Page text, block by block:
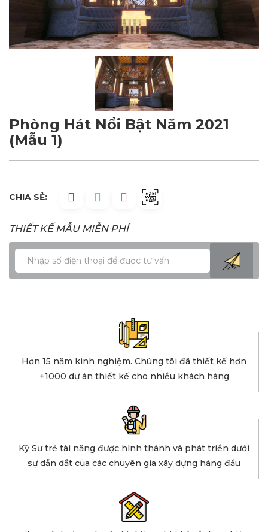
Phòng Hát Nổi Bật Năm 2021
(Mẫu 1)
CHIA SẺ:
THIẾT KẾ MẪU MIỄN PHÍ
Hơn 15 năm kinh nghiệm. Chúng tôi đã thiết kế hơn
+1000 dự án thiết kế cho nhiều khách hàng
Kỹ Sư trẻ tài năng được hình thành và phát triển dưới
sự dẫn dắt của các chuyên gia xây dựng hàng đầu